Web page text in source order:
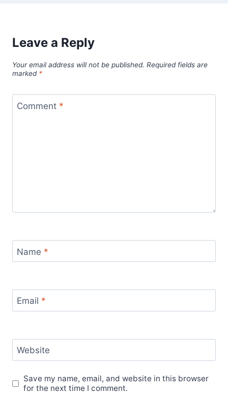
Leave a Reply
Your email address will not be published. Required fields are
marked *
Comment *
Name *
Email *
Website
Save my name, email, and website in this browser
for the next time I comment.